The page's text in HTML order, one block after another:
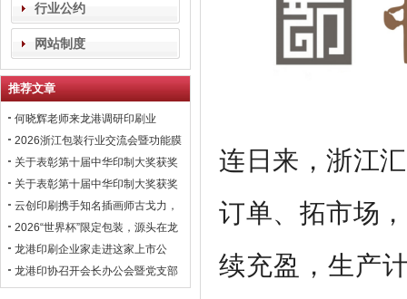
行业公约
网站制度
推荐文章
何晓辉老师来龙港调研印刷业
2026浙江包装行业交流会暨功能膜
材与涂布行业高峰论坛即将在龙港
召开！
关于表彰第十届中华印制大奖获奖
会员企业的通报！
关于表彰第十届中华印制大奖获奖
会员企业的通报！
云创印刷携手知名插画师古戈力，
开拓国风文创市场
2026“世界杯”限定包装，源头在龙
港
龙港印刷企业家走进这家上市公
司，学习数智化转型经验！
龙港印协召开会长办公会暨党支部
连日来，浙江
订单、拓市场
续充盈，生产